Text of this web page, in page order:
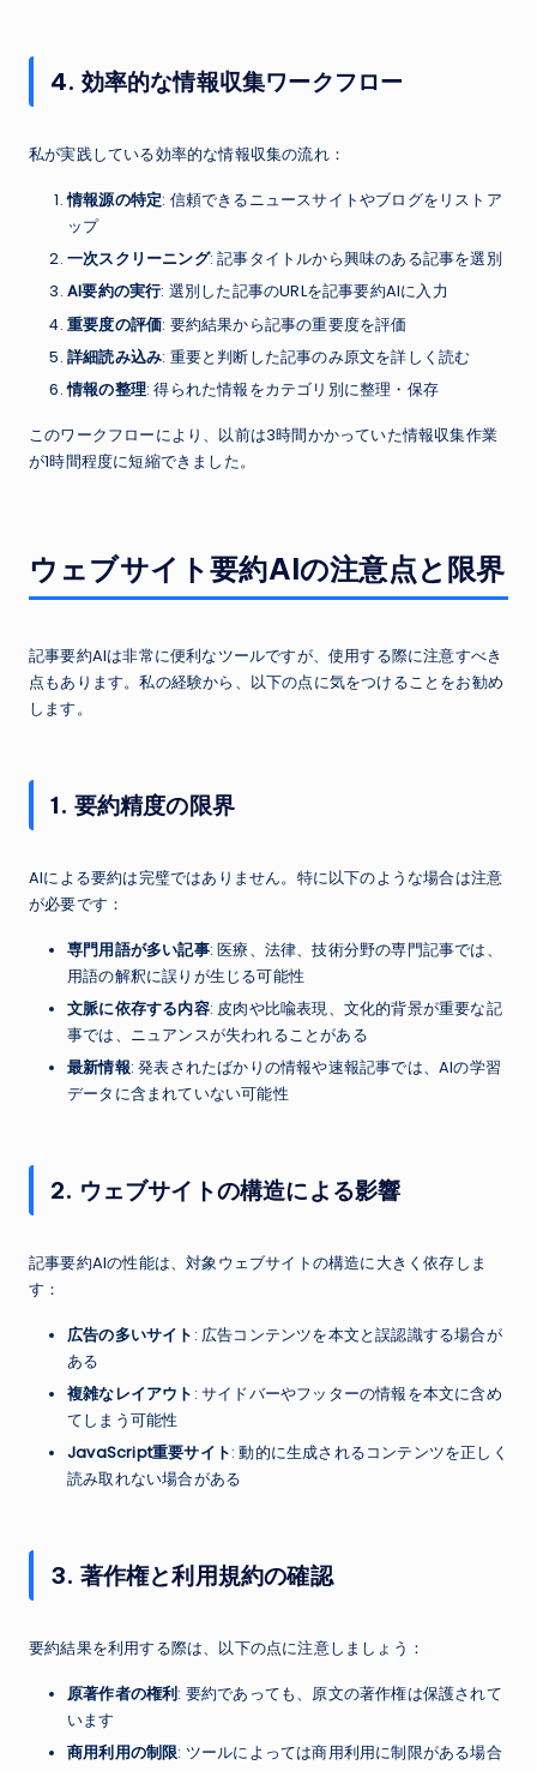
4. 効率的な情報収集ワークフロー
私が実践している効率的な情報収集の流れ：
情報源の特定: 信頼できるニュースサイトやブログをリストア
ップ
一次スクリーニング: 記事タイトルから興味のある記事を選別
AI要約の実行: 選別した記事のURLを記事要約AIに入力
重要度の評価: 要約結果から記事の重要度を評価
詳細読み込み: 重要と判断した記事のみ原文を詳しく読む
情報の整理: 得られた情報をカテゴリ別に整理・保存
このワークフローにより、以前は3時間かかっていた情報収集作業
が1時間程度に短縮できました。
ウェブサイト要約AIの注意点と限界
記事要約AIは非常に便利なツールですが、使用する際に注意すべき
点もあります。私の経験から、以下の点に気をつけることをお勧め
します。
1. 要約精度の限界
AIによる要約は完璧ではありません。特に以下のような場合は注意
が必要です：
専門用語が多い記事: 医療、法律、技術分野の専門記事では、
用語の解釈に誤りが生じる可能性
文脈に依存する内容: 皮肉や比喩表現、文化的背景が重要な記
事では、ニュアンスが失われることがある
最新情報: 発表されたばかりの情報や速報記事では、AIの学習
データに含まれていない可能性
2. ウェブサイトの構造による影響
記事要約AIの性能は、対象ウェブサイトの構造に大きく依存しま
す：
広告の多いサイト : 広告コンテンツを本文と誤認識する場合が
ある
複雑なレイアウト : サイドバーやフッターの情報を本文に含め
てしまう可能性
JavaScript重要サイト: 動的に生成されるコンテンツを正しく
読み取れない場合がある
3. 著作権と利用規約の確認
要約結果を利用する際は、以下の点に注意しましょう：
原著作者の権利: 要約であっても、原文の著作権は保護されて
います
商用利用の制限: ツールによっては商用利用に制限がある場合